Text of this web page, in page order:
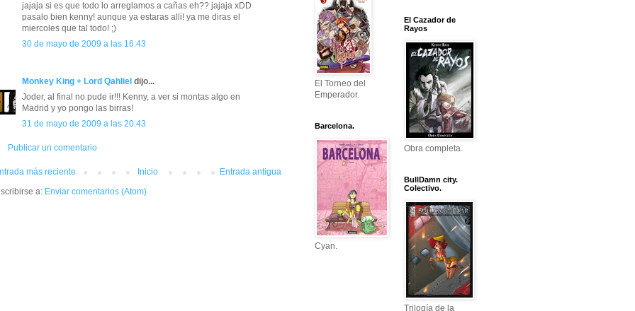
jajaja si es que todo lo arreglamos a cañas eh?? jajaja xDD
pasalo bien kenny! aunque ya estaras alli! ya me diras el
miercoles que tal todo! ;)
30 de mayo de 2009 a las 16:43
Monkey King + Lord Qahliel dijo...
Joder, al final no pude ir!!! Kenny, a ver si montas algo en
Madrid y yo pongo las birras!
31 de mayo de 2009 a las 20:43
Publicar un comentario
más reciente Entrada antigua
Inicio
a: Enviar comentarios (Atom)
El Torneo del
Emperador.
Barcelona.
Cyan.
El Cazador de
Rayos
Obra completa.
BullDamn city.
Colectivo.
Trilogía de la